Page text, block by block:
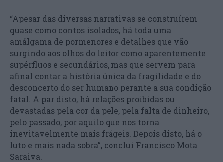
“Apesar das diversas narrativas se construírem
quase como contos isolados, há toda uma
amálgama de pormenores e detalhes que vão
surgindo aos olhos do leitor como aparentemente
supérfluos e secundários, mas que servem para
afinal contar a história única da fragilidade e do
desconcerto do ser humano perante a sua condição
fatal. A par disto, há relações proibidas ou
devastadas pela cor da pele, pela falta de dinheiro,
pelo passado, por aquilo que nos torna
inevitavelmente mais frágeis. Depois disto, há o
luto e mais nada sobra”, conclui Francisco Mota
Saraiva.